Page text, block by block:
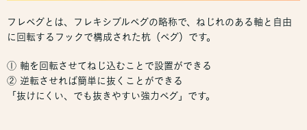
フレペグとは、フレキシブルペグの略称で、ねじれのある軸と自由
に回転するフックで構成された杭（ペグ）です。
① 軸を回転させてねじ込むことで設置ができる
② 逆転させれば簡単に抜くことができる
「抜けにくい、でも抜きやすい強力ペグ」です。